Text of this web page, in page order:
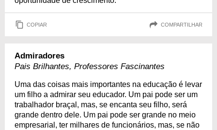
COPIAR COMPARTILHAR
Admiradores
Pais Brilhantes, Professores Fascinantes
Uma das coisas mais importantes na educação é levar
um filho a admirar seu educador. Um pai pode ser um
trabalhador braçal, mas, se encanta seu filho, será
grande dentro dele. Um pai pode ser grande no meio
empresarial, ter milhares de funcionários, mas, se não